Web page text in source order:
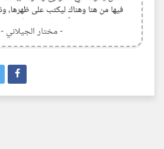
- مختار الجيلاني -